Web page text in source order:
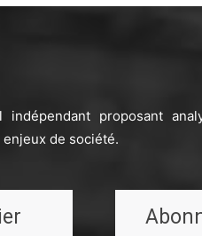
proposant
de société.